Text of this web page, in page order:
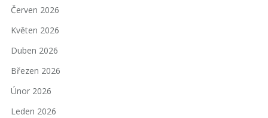
Červen 2026
Květen 2026
Duben 2026
Březen 2026
Únor 2026
Leden 2026